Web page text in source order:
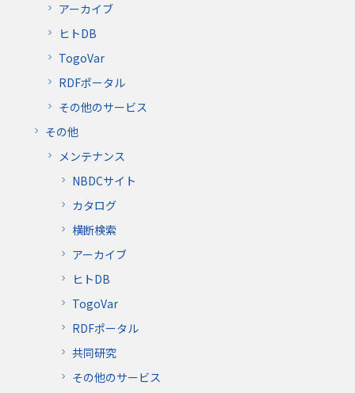
アーカイブ
ヒトDB
TogoVar
RDFポータル
その他のサービス
その他
メンテナンス
NBDCサイト
カタログ
横断検索
アーカイブ
ヒトDB
TogoVar
RDFポータル
共同研究
その他のサービス